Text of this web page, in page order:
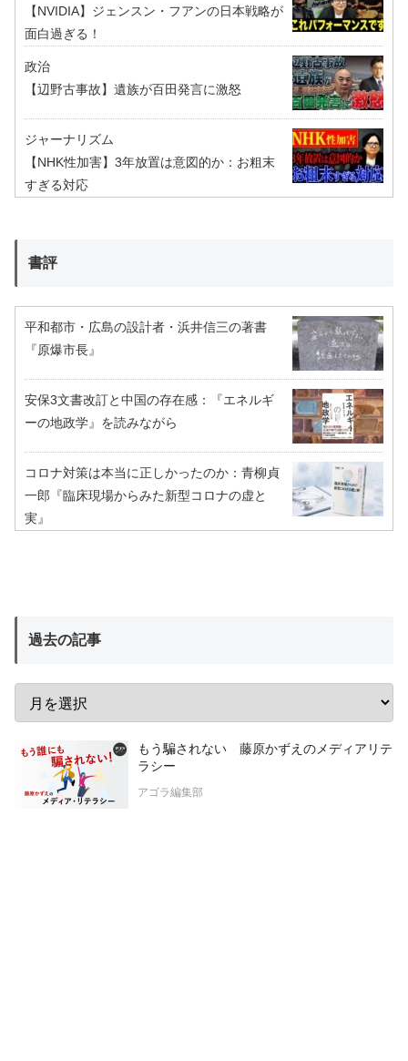
【NVIDIA】ジェンスン・フアンの日本戦略が
面白過ぎる！
政治
【辺野古事故】遺族が百田発言に激怒
ジャーナリズム
【NHK性加害】3年放置は意図的か：お粗末
すぎる対応
書評
平和都市・広島の設計者・浜井信三の著書
『原爆市長』
安保3文書改訂と中国の存在感：『エネルギ
ーの地政学』を読みながら
コロナ対策は本当に正しかったのか：青柳貞
一郎『臨床現場からみた新型コロナの虚と
実』
過去の記事
もう騙されない 藤原かずえのメディアリテ
ラシー
アゴラ編集部